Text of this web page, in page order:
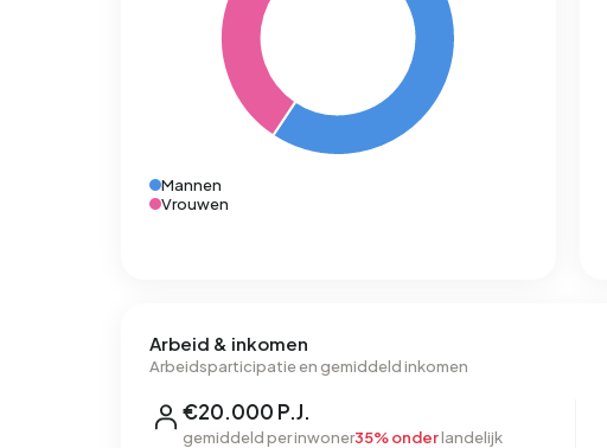
Mannen
Vrouwen
Arbeid & inkomen
Arbeidsparticipatie en gemiddeld inkomen
€20.000 P.J.
gemiddeld per inwoner35% onderlandelijk